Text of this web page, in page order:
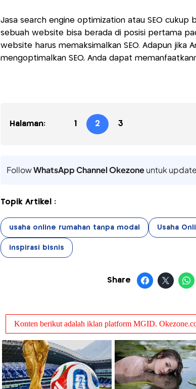
Jasa search engine optimization atau SEO cukup
sebuah website bisa berada di posisi pertama
website harus memaksimalkan SEO. Adapun jika
mengoptimalkan SEO, Anda dapat
Halaman: 1 2 3
FollowWhatsApp Channel Okezoneuntuk
Topik Artikel :
usaha online rumahan tanpa modal Usaha
inspirasi bisnis
Share